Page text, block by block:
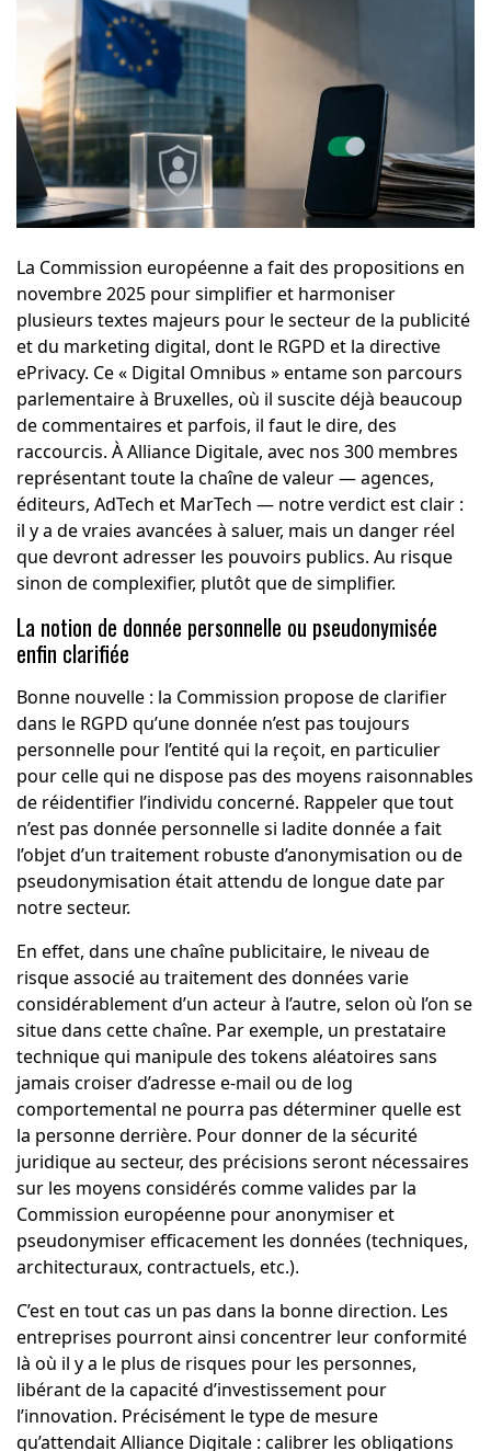
La Commission européenne a fait des propositions en
novembre 2025 pour simplifier et harmoniser
plusieurs textes majeurs pour le secteur de la publicité
et du marketing digital, dont le RGPD et la directive
ePrivacy. Ce « Digital Omnibus » entame son parcours
parlementaire à Bruxelles, où il suscite déjà beaucoup
de commentaires et parfois, il faut le dire, des
raccourcis. À Alliance Digitale, avec nos 300 membres
représentant toute la chaîne de valeur — agences,
éditeurs, AdTech et MarTech — notre verdict est clair :
il y a de vraies avancées à saluer, mais un danger réel
que devront adresser les pouvoirs publics. Au risque
sinon de complexifier, plutôt que de simplifier.
La notion de donnée personnelle ou pseudonymisée
enfin clarifiée
Bonne nouvelle : la Commission propose de clarifier
dans le RGPD qu’une donnée n’est pas toujours
personnelle pour l’entité qui la reçoit, en particulier
pour celle qui ne dispose pas des moyens raisonnables
de réidentifier l’individu concerné. Rappeler que tout
n’est pas donnée personnelle si ladite donnée a fait
l’objet d’un traitement robuste d’anonymisation ou de
pseudonymisation était attendu de longue date par
notre secteur.
En effet, dans une chaîne publicitaire, le niveau de
risque associé au traitement des données varie
considérablement d’un acteur à l’autre, selon où l’on se
situe dans cette chaîne. Par exemple, un prestataire
technique qui manipule des tokens aléatoires sans
jamais croiser d’adresse e-mail ou de log
comportemental ne pourra pas déterminer quelle est
la personne derrière. Pour donner de la sécurité
juridique au secteur, des précisions seront nécessaires
sur les moyens considérés comme valides par la
Commission européenne pour anonymiser et
pseudonymiser efficacement les données (techniques,
architecturaux, contractuels, etc.).
C’est en tout cas un pas dans la bonne direction. Les
entreprises pourront ainsi concentrer leur conformité
là où il y a le plus de risques pour les personnes,
libérant de la capacité d’investissement pour
l’innovation. Précisément le type de mesure
qu’attendait Alliance Digitale : calibrer les obligations